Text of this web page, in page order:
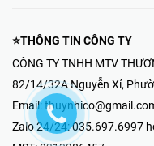
⭐THÔNG TIN CÔNG TY
CÔNG TY TNHH MTV
82/14/32A Nguyễn Xí,
Email:
Zalo 24/24:035.697.6997